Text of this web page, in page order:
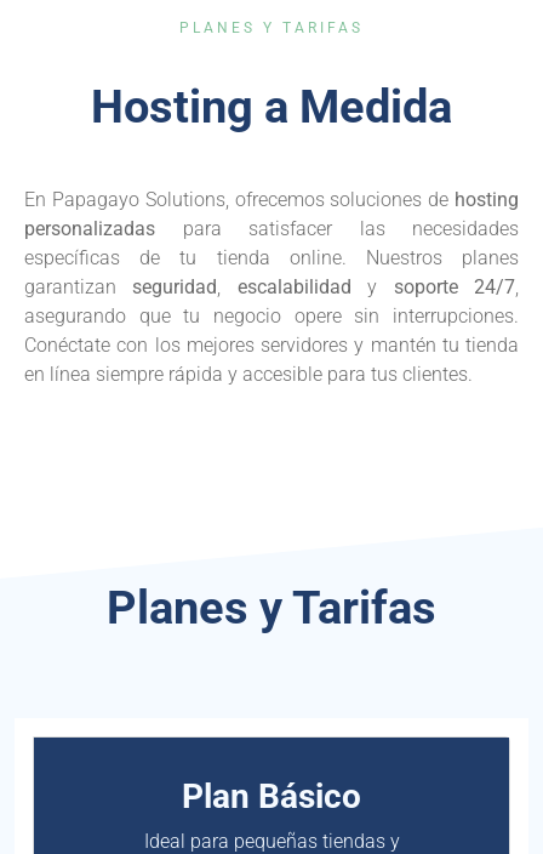
PLANES Y TARIFAS
Hosting a Medida
En Papagayo Solutions, ofrecemos soluciones de hosting
personalizadas para satisfacer las necesidades
específicas de tu tienda online. Nuestros planes
garantizan seguridad, escalabilidad y soporte 24/7,
asegurando que tu negocio opere sin interrupciones.
Conéctate con los mejores servidores y mantén tu tienda
en línea siempre rápida y accesible para tus clientes.
Planes y Tarifas
Plan Básico
Ideal para pequeñas tiendas y